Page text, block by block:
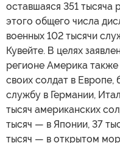
оставшаяся 351 тысяча
этого общего числа
военных 102 тысячи
Кувейте. В целях
регионе Америка
своих солдат в Европе,
службу в Германии,
тысяч американских
тысяч — в Японии, 37
тысяч — в открытом